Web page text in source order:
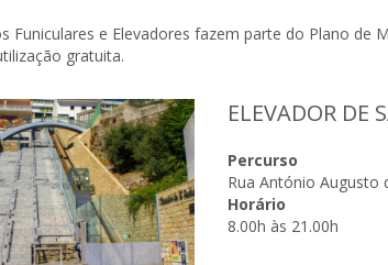
Funiculares e Elevadores fazem parte do Plano de
gratuita.
ELEVADOR DE
Percurso
Rua António Augusto
Horário
8.00h às 21.00h